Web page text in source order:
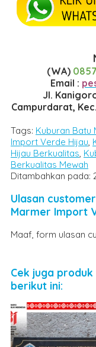
(WA)
Email :
Jl.
Campurdarat,
Tags: Kuburan Batu
Import Verde Hijau,
Hijau Berkualitas,
Berkualitas Mewah
Ditambahkan pada:
Ulasan
Marmer Import
Maaf, form ulasan
Cek juga
berikut ini: